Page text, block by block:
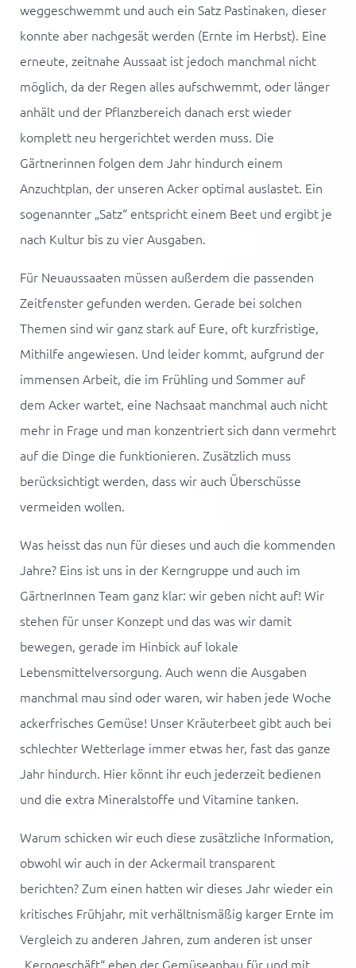
weggeschwemmt und auch ein Satz Pastinaken, dieser
konnte aber nachgesät werden (Ernte im Herbst). Eine
erneute, zeitnahe Aussaat ist jedoch manchmal nicht
möglich, da der Regen alles aufschwemmt, oder länger
anhält und der Pflanzbereich danach erst wieder
komplett neu hergerichtet werden muss. Die
Gärtnerinnen folgen dem Jahr hindurch einem
Anzuchtplan, der unseren Acker optimal auslastet. Ein
sogenannter „Satz“ entspricht einem Beet und ergibt je
nach Kultur bis zu vier Ausgaben.
Für Neuaussaaten müssen außerdem die passenden
Zeitfenster gefunden werden. Gerade bei solchen
Themen sind wir ganz stark auf Eure, oft kurzfristige,
Mithilfe angewiesen. Und leider kommt, aufgrund der
immensen Arbeit, die im Frühling und Sommer auf
dem Ackerwartet, eine Nachsaat manchmal auch nicht
mehr in Frage und man konzentriert sich dann vermehrt
auf die Dinge die funktionieren. Zusätzlich muss
berücksichtigt werden, dass wir auch Überschüsse
vermeiden wollen.
Was heisst das nun für dieses und auch die kommenden
Jahre? Eins ist uns in der Kerngruppe und auch im
GärtnerInnen Team ganz klar: wir geben nicht auf! Wir
stehen für unser Konzept und das was wir damit
bewegen, gerade im Hinbick auf lokale
Lebensmittelversorgung. Auch wenn die Ausgaben
manchmal mau sind oder waren, wir haben jede Woche
ackerfrisches Gemüse! Unser Kräuterbeet gibt auch bei
schlechter Wetterlage immer etwas her, fast das ganze
Jahr hindurch. Hier könnt ihr euch jederzeit bedienen
und die extra Mineralstoffe und Vitamine tanken.
Warum schicken wir euch diese zusätzliche Information,
obwohl wir auch in derAckermail transparent
berichten? Zum einen hatten wir dieses Jahr wieder ein
kritisches Frühjahr, mit verhältnismäßig karger Ernte im
Vergleich zu anderen Jahren, zum anderen ist unser
„Kerngeschäft“ eben der Gemüseanbau für und mit